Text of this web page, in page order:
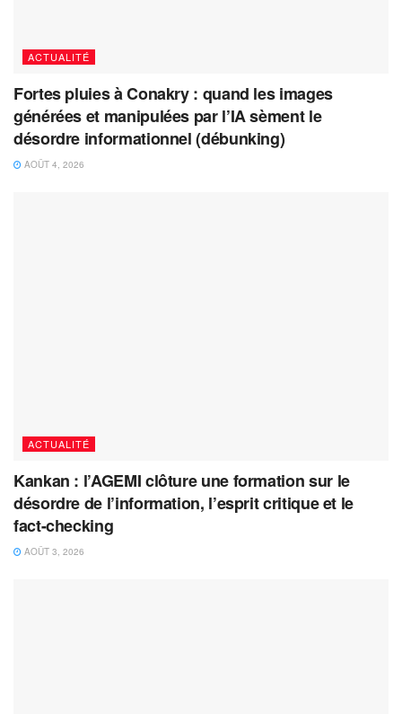
ACTUALITÉ
Fortes pluies à Conakry : quand les images
générées et manipulées par l’IA sèment le
désordre informationnel (débunking)
AOÛT 4, 2026
ACTUALITÉ
Kankan : l’AGEMI clôture une formation sur le
désordre de l’information, l’esprit critique et le
fact-checking
AOÛT 3, 2026